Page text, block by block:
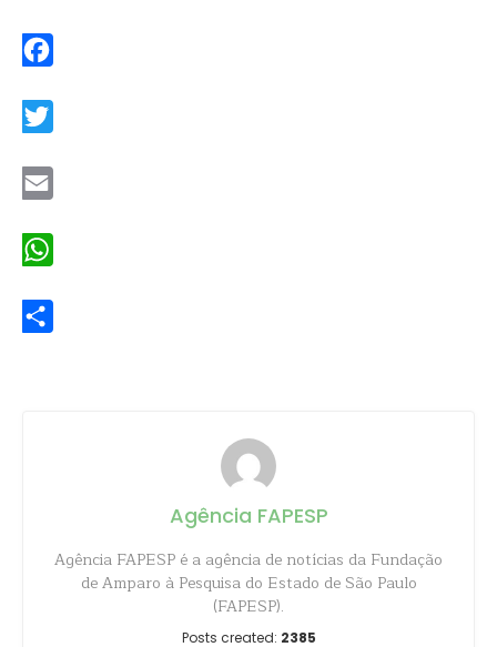
Agência FAPESP
Agência FAPESP é a agência de notícias da Fundação
de Amparo à Pesquisa do Estado de São Paulo
(FAPESP).
Posts created: 2385